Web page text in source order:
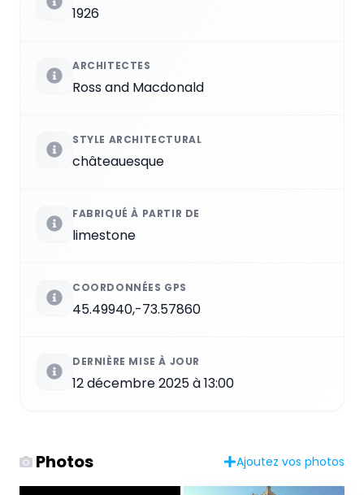
1926
ARCHITECTES
Ross and Macdonald
STYLE ARCHITECTURAL
châteauesque
FABRIQUÉ À PARTIR DE
limestone
COORDONNÉES GPS
45.49940,-73.57860
DERNIÈRE MISE À JOUR
12 décembre 2025 à 13:00
Photos Ajoutez vos photos